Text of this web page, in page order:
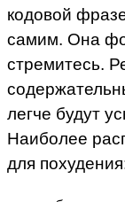
кодовой
самим. Она
стремитесь.
легче будут
Наиболее
для